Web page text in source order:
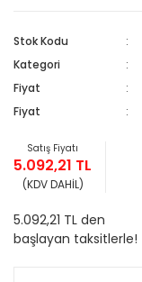
Stok Kodu
Kategori
Fiyat
Fiyat
Satış Fiyatı
5.092,21 TL
(KDV DAHİL)
5.092,21 TL den
başlayan taksitlerle!